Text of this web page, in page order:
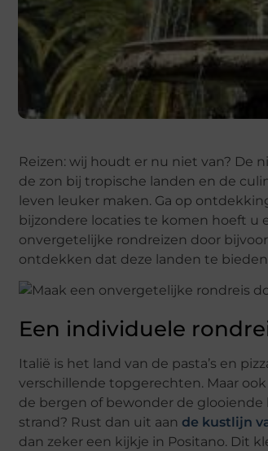
Reizen: wij houdt er nu niet van? De
de zon bij tropische landen en de
leven leuker maken. Ga op
bijzondere locaties te komen hoeft u
onvergetelijke rondreizen door
ontdekken dat deze landen te
Een individuele
Italië is het land van de pasta’s en
verschillende topgerechten. Maar
de bergen of bewonder de glooiende
strand? Rust dan uit aan de kustlijn
dan zeker een kijkje in Positano. Dit